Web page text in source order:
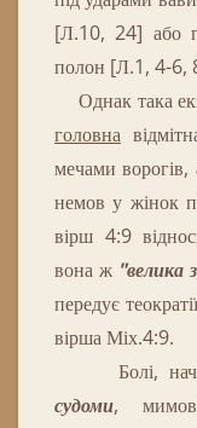
[Л.10, 24] або
полон [Л.1, 4-6,
Однак така
головна
мечами ворогів,
немов у жінок
вірш 4:9
вона ж "велика
передує
вірша Міх.4:9.
Болі,
судоми,